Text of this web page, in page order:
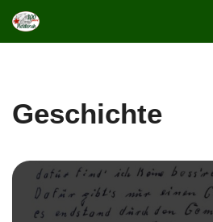
Zum
Geschichte